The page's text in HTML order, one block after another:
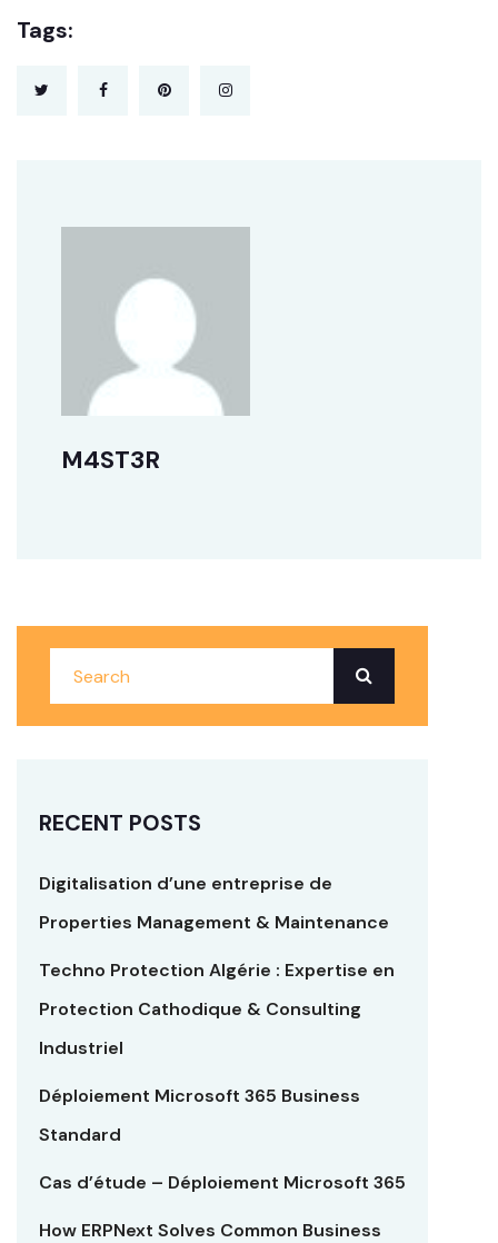
Tags:
M4ST3R
RECENT POSTS
Digitalisation d’une entreprise de
Properties Management & Maintenance
Techno Protection Algérie : Expertise en
Protection Cathodique & Consulting
Industriel
Déploiement Microsoft 365 Business
Standard
Cas d’étude – Déploiement Microsoft 365
How ERPNext Solves Common Business